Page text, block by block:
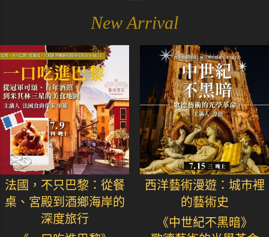
New Arrival
法國，不只巴黎：從餐
桌、宮殿到酒鄉海岸的
深度旅行
西洋藝術漫遊：城市裡
的藝術史
《中世紀不黑暗》